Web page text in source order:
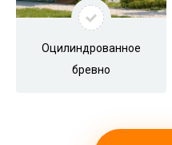
Оцилиндрованное
бревно